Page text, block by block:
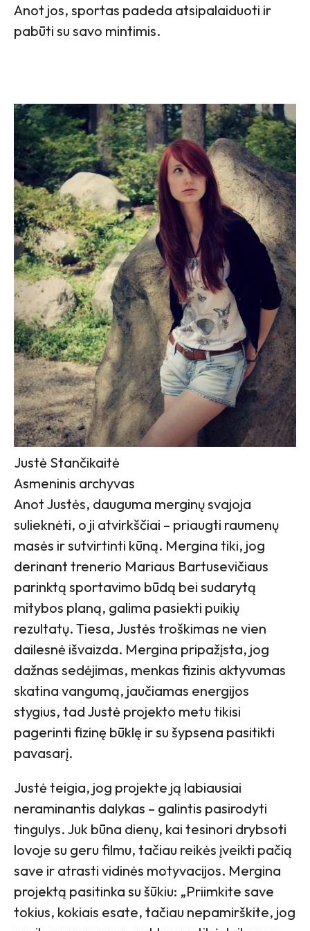
Anot jos, sportas padeda atsipalaiduoti ir
pabūti su savo mintimis.
Justė Stančikaitė
Asmeninis archyvas
Anot Justės, dauguma merginų svajoja
sulieknėti, o ji atvirkščiai – priaugti raumenų
masės ir sutvirtinti kūną. Mergina tiki, jog
derinant trenerio Mariaus Bartusevičiaus
parinktą sportavimo būdą bei sudarytą
mitybos planą, galima pasiekti puikių
rezultatų. Tiesa, Justės troškimas ne vien
dailesnė išvaizda. Mergina pripažįsta, jog
dažnas sedėjimas, menkas fizinis aktyvumas
skatina vangumą, jaučiamas energijos
stygius, tad Justė projekto metu tikisi
pagerinti fizinę būklę ir su šypsena pasitikti
pavasarį.
Justė teigia, jog projekte ją labiausiai
neraminantis dalykas – galintis pasirodyti
tingulys. Juk būna dienų, kai tesinori drybsoti
lovoje su geru filmu, tačiau reikės įveikti pačią
save ir atrasti vidinės motyvacijos. Mergina
projektą pasitinka su šūkiu: „Priimkite save
tokius, kokiais esate, tačiau nepamirškite, jog